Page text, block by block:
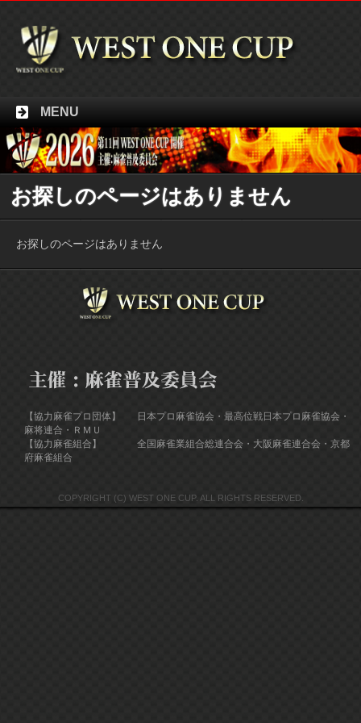
MENU
お探しのページはありません
お探しのページはありません
【協力麻雀プロ団体】
日本プロ麻雀協会・最高位戦日本プロ麻雀協会・
麻将連合・ＲＭＵ
【協力麻雀組合】
全国麻雀業組合総連合会・大阪麻雀連合会・京都
府麻雀組合
COPYRIGHT (C) WEST ONE CUP. ALL RIGHTS RESERVED.